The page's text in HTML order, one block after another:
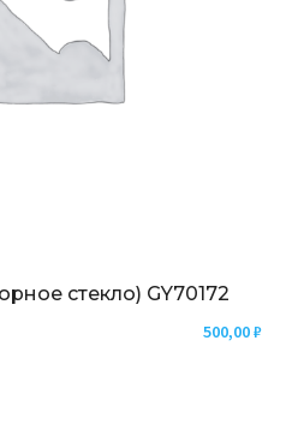
стекло) GY70172
500,00₽